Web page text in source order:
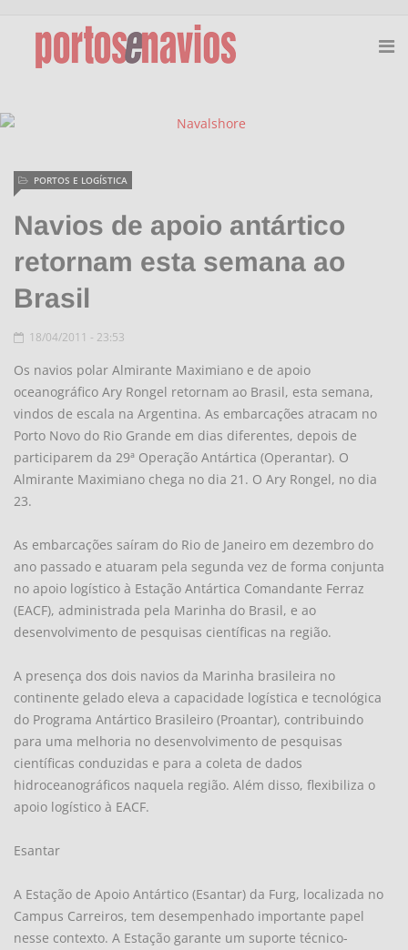
Navios de apoio antártico
retornam esta semana ao
Brasil
PORTOS E LOGÍSTICA
18/04/2011 - 23:53
Os navios polar Almirante Maximiano e de apoio
oceanográfico Ary Rongel retornam ao Brasil, esta semana,
vindos de escala na Argentina. As embarcações atracam no
Porto Novo do Rio Grande em dias diferentes, depois de
participarem da 29ª Operação Antártica (Operantar). O
Almirante Maximiano chega no dia 21. O Ary Rongel, no dia
23.
As embarcações saíram do Rio de Janeiro em dezembro do
ano passado e atuaram pela segunda vez de forma conjunta
no apoio logístico à Estação Antártica Comandante Ferraz
(EACF), administrada pela Marinha do Brasil, e ao
desenvolvimento de pesquisas científicas na região.
A presença dos dois navios da Marinha brasileira no
continente gelado eleva a capacidade logística e tecnológica
do Programa Antártico Brasileiro (Proantar), contribuindo
para uma melhoria no desenvolvimento de pesquisas
científicas conduzidas e para a coleta de dados
hidroceanográficos naquela região. Além disso, flexibiliza o
apoio logístico à EACF.
Esantar
A Estação de Apoio Antártico (Esantar) da Furg, localizada no
Campus Carreiros, tem desempenhado importante papel
nesse contexto. A Estação garante um suporte técnico-